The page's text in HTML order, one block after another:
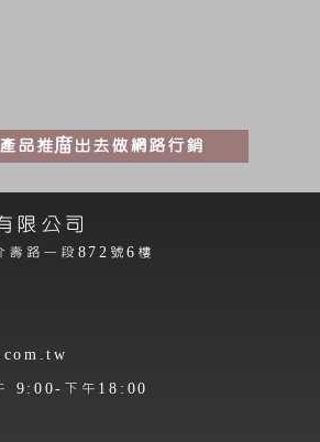
品推庿出去做網路行銷
限公司
壽路一段872號6樓
9:00-下午18:00